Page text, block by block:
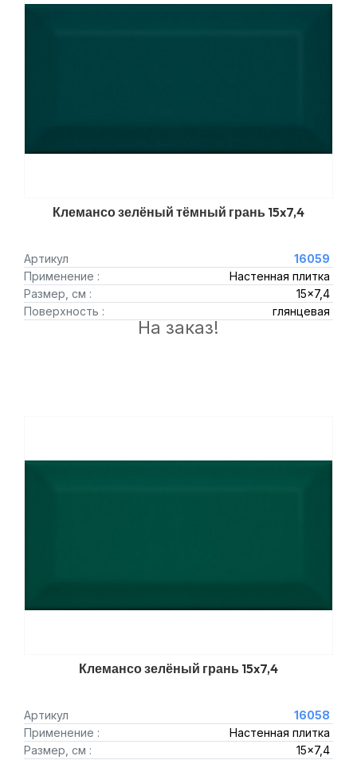
Клемансо зелёный тёмный грань 15x7,4
Артикул
16059
Применение :
Настенная плитка
Размер, см :
15x7,4
Поверхность :
глянцевая
На заказ!
Клемансо зелёный грань 15x7,4
Артикул
16058
Применение :
Настенная плитка
Размер, см :
15x7,4